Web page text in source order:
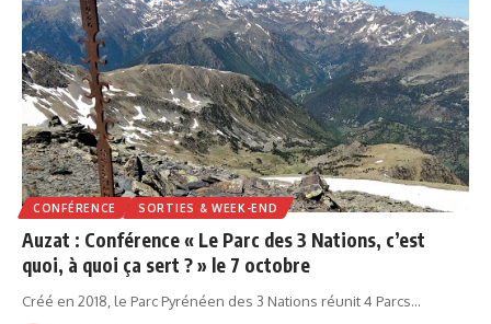
CONFÉRENCE SORTIES & WEEK-END
Auzat : Conférence « Le Parc des 3 Nations, c’est
quoi, à quoi ça sert ? » le 7 octobre
Créé en 2018, le Parc Pyrénéen des 3 Nations réunit 4 Parcs…